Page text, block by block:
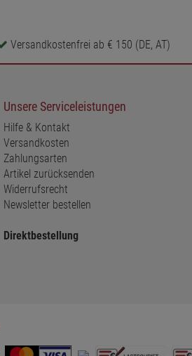
Versandkostenfrei ab € 150 (DE, AT)
Unsere Serviceleistungen
Hilfe & Kontakt
Versandkosten
Zahlungsarten
Artikel zurücksenden
Widerrufsrecht
Newsletter bestellen
Direktbestellung